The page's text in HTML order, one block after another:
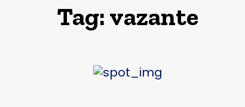
Tag:vazante